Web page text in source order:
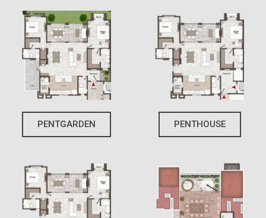
PENTGARDEN PENTHOUSE